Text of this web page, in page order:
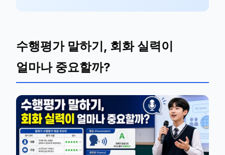
수행평가 말하기, 회화 실력이
얼마나 중요할까?